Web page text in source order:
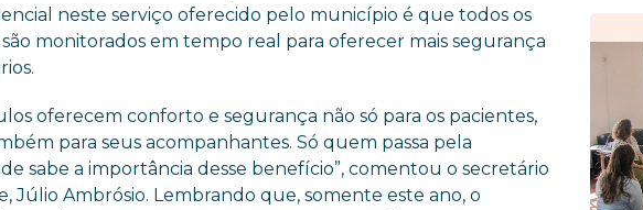
neste serviço oferecido pelo município é que todos os
monitorados em tempo real para oferecer mais segurança
oferecem conforto e segurança não só para os pacientes,
para seus acompanhantes. Só quem passa pela
sabe a importância desse benefício”, comentou o secretário
Júlio Ambrósio. Lembrando que, somente este ano, o